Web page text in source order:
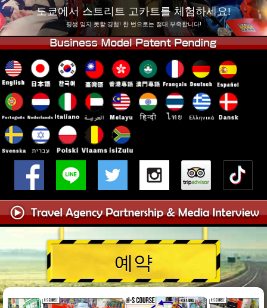
도쿄 아사쿠사 오사카
오키나와
도쿄에서 스트리트 고카트를 체험하세요!
평생 잊지 못할 경험! 한 번으로는 절대 부족합니다!
예약